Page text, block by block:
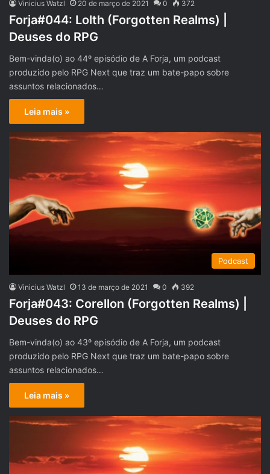
Vinicius Watzl 20 de março de 2021 0 372
Forja#044: Lolth (Forgotten Realms) |
Deuses do RPG
Bem-vinda(o) ao 44º episódio de A Forja, um podcast
produzido pelo RPG Next que traz um bate-papo sobre
assuntos relacionados…
Leia mais »
Podcast
Vinicius Watzl 13 de março de 2021 0 392
Forja#043: Corellon (Forgotten Realms) |
Deuses do RPG
Bem-vinda(o) ao 43º episódio de A Forja, um podcast
produzido pelo RPG Next que traz um bate-papo sobre
assuntos relacionados…
Leia mais »